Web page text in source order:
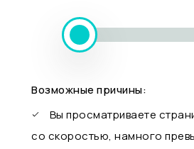
Возможные причины:
Вы просматриваете
со скоростью, намного